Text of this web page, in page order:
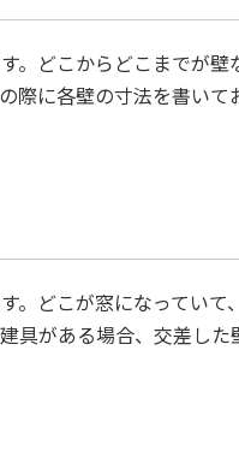
。どこからどこまでが壁
際に各壁の寸法を書いて
。どこが窓になっていて
具がある場合、交差した